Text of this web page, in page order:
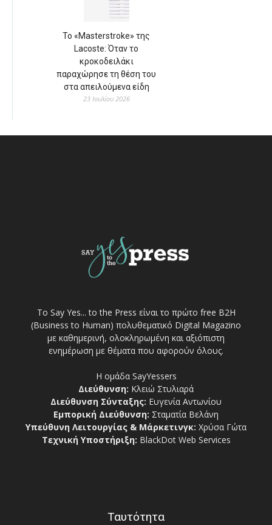
Το «Masterstroke» της
Lacoste: Όταν το
κροκοδειλάκι
παραχώρησε τη θέση του
στα απειλούμενα είδη
23 Ιουλίου 2026
Το Say Yes... to the Press είναι το πρώτο free Β2Η
(Business to Human) πολυθεματικό Digital Magazino
με καθημερινή, ολοκληρωμένη και αξιόπιστη
ενημέρωση με θέματα που αφορούν όλους.
Η ομάδα SayYessers
Διεύθυνση: Κλειώ Στυλιαρά
Διεύθυνση Σύνταξης: Ευγενία Αντωνίου
Εμπορική Διεύθυνση: Σταματία Βελάνη
Υπεύθυνη Λειτουργίας & Μάρκετινγκ: Χρύσα Γώτα
Τεχνική Υποστήριξη: BlackDot Web Services
Ταυτότητα